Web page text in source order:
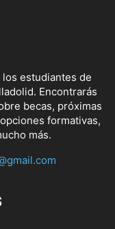
los estudiantes de
Encontrarás
becas, próximas
formativas,
más.